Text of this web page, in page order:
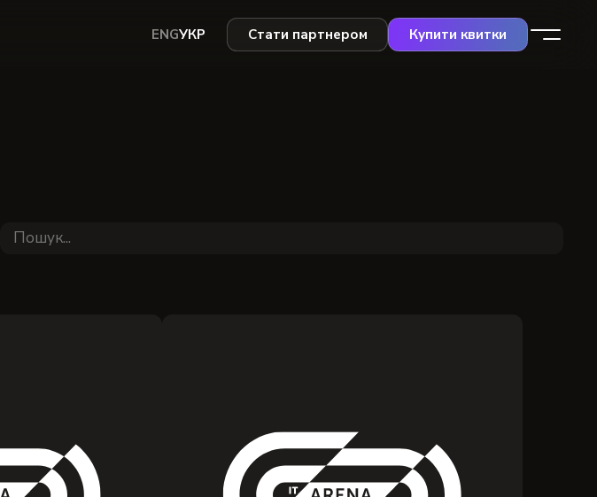
ENGУКР Стати партнером Купити квитки